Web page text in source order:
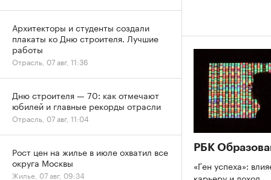
РБК
«Ген успеха»:
Архитекторы и студенты создали
плакаты ко Дню строителя. Лучшие
работы
Отрасль, 07 авг, 11:36
Дню строителя — 70: как отмечают
юбилей и главные рекорды отрасли
Отрасль, 07 авг, 11:04
Рост цен на жилье в июле охватил все
округа Москвы
Жилье, 07 авг, 09:34